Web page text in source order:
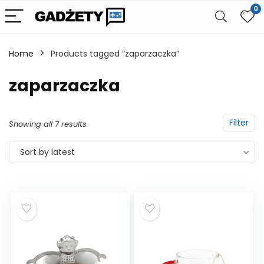
0
Home Products tagged “zaparzaczka”
zaparzaczka
Filter
Showing all 7 results
Sort by latest